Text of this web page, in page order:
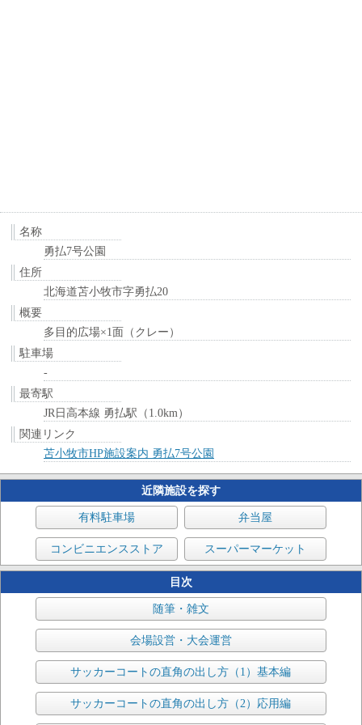
名称
勇払7号公園
住所
北海道苫小牧市字勇払20
概要
多目的広場×1面（クレー）
駐車場
-
最寄駅
JR日高本線 勇払駅（1.0km）
関連リンク
苫小牧市HP施設案内 勇払7号公園
近隣施設を探す
有料駐車場 弁当屋
コンビニエンスストア スーパーマーケット
目次
随筆・雑文
会場設営・大会運営
サッカーコートの直角の出し方（1）基本編
サッカーコートの直角の出し方（2）応用編